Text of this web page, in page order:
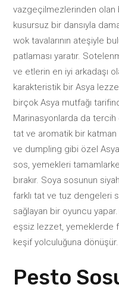
vazgeçilmezlerinden olan
kusursuz bir dansıyla
wok tavalarının ateşiyle
patlaması yaratır.
ve etlerin en iyi arkadaşı
karakteristik bir Asya
birçok Asya mutfağı
Marinasyonlarda da
tat ve aromatik bir katman
ve dumpling gibi özel
sos, yemekleri
bırakır. Soya sosunun
farklı tat ve tuz dengeleri
sağlayan bir oyuncu
eşsiz lezzet, yemeklerde
keşif yolculuğuna dönüşür.
Pesto